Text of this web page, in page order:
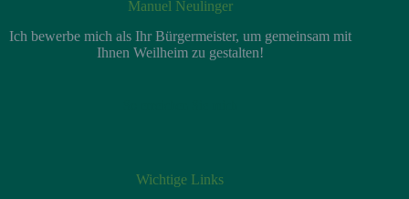
Manuel Neulinger
Ich bewerbe mich als Ihr Bürgermeister, um gemeinsam mit
Ihnen Weilheim zu gestalten!
Wichtige Links